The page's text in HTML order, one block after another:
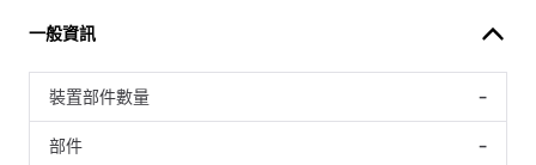
一般資訊
裝置部件數量 -
部件 -